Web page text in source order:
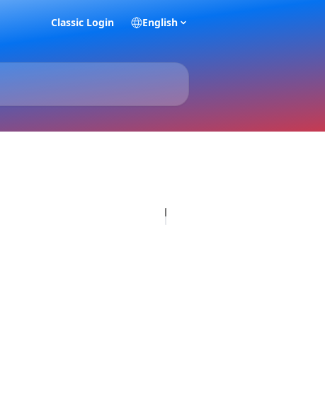
Classic Login English